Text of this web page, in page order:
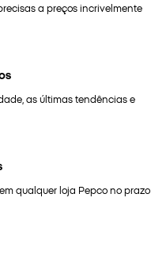
a preços incrivelmente
as últimas tendências e
qualquer loja Pepco no prazo